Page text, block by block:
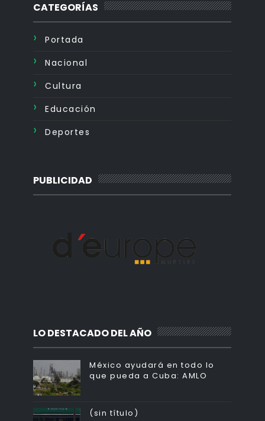
CATEGORÍAS
Portada
Nacional
Cultura
Educación
Deportes
PUBLICIDAD
LO DESTACADO DEL AÑO
México ayudará en todo lo
que pueda a Cuba: AMLO
(sin título)